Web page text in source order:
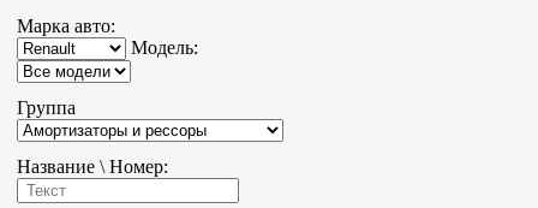
Марка авто:
Модель:
Группа
Название \ Номер: